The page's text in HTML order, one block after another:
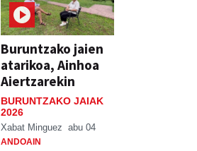
Buruntzako jaien
atarikoa, Ainhoa
Aiertzarekin
BURUNTZAKO JAIAK
2026
Xabat Minguez abu 04
ANDOAIN